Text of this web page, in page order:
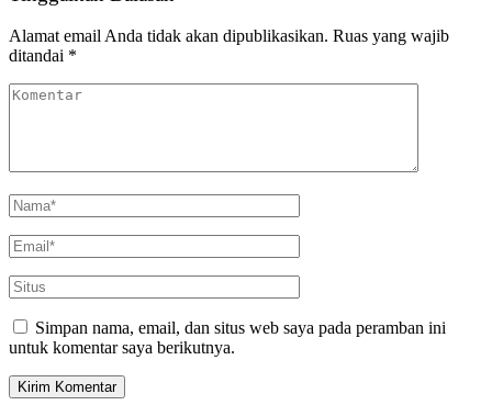
Alamat email Anda tidak akan dipublikasikan. Ruas yang wajib
ditandai *
Simpan nama, email, dan situs web saya pada peramban ini
untuk komentar saya berikutnya.